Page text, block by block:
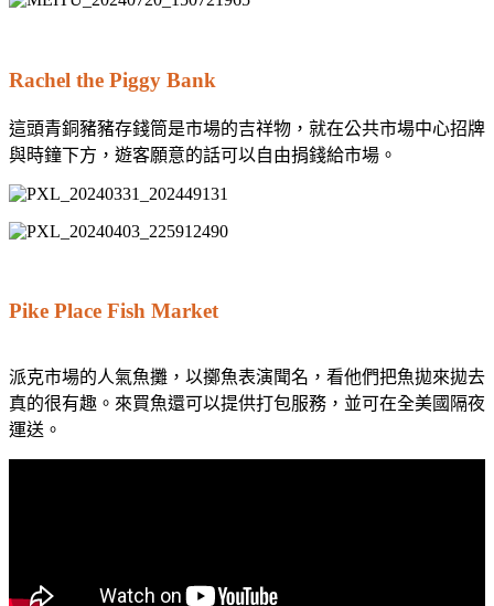
Rachel the Piggy Bank
這頭青銅豬豬存錢筒是市場的吉祥物，就在公共市場中心招牌
與時鐘下方，遊客願意的話可以自由捐錢給市場。
Pike Place Fish Market
派克市場的人氣魚攤，以擲魚表演聞名，看他們把魚拋來拋去
真的很有趣。來買魚還可以提供打包服務，並可在全美國隔夜
運送。